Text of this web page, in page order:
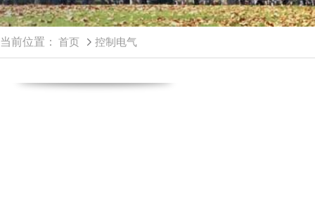
当前位置： 首页 控制电气